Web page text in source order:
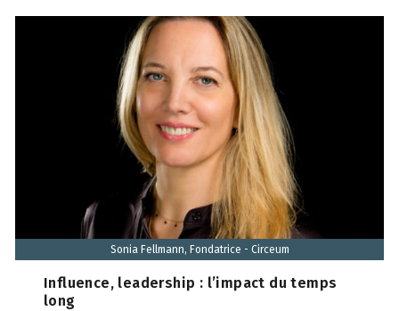
Sonia Fellmann, Fondatrice - Circeum
Influence, leadership : l’impact du temps
long